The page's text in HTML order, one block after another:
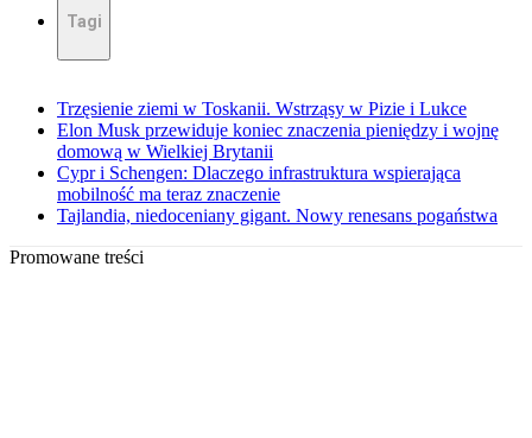
Tagi
Trzęsienie ziemi w Toskanii. Wstrząsy w Pizie i Lukce
Elon Musk przewiduje koniec znaczenia pieniędzy i wojnę
domową w Wielkiej Brytanii
Cypr i Schengen: Dlaczego infrastruktura wspierająca
mobilność ma teraz znaczenie
Tajlandia, niedoceniany gigant. Nowy renesans pogaństwa
Promowane treści